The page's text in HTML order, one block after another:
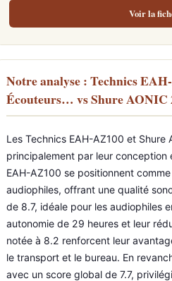
Voir la
Notre analyse : Technics
Écouteurs… vs Shure
Les Technics EAH-AZ100 et Shure
principalement par leur conception
EAH-AZ100 se positionnent
audiophiles, offrant une qualité
de 8.7, idéale pour les audiophiles
autonomie de 29 heures et leur
notée à 8.2 renforcent leur
le transport et le bureau. En
avec un score global de 7.7,